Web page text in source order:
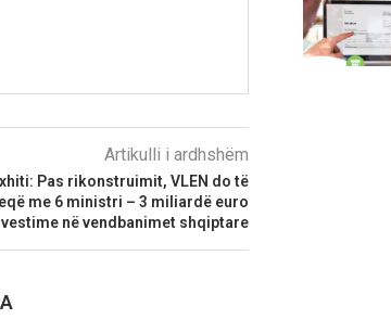
Artikulli i ardhshëm
Pas rikonstruimit, VLEN do të
me 6 ministri – 3 miliardë euro
në vendbanimet shqiptare